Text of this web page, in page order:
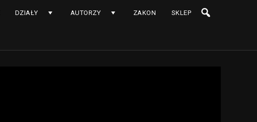
DZIAŁY AUTORZY ZAKON SKLEP